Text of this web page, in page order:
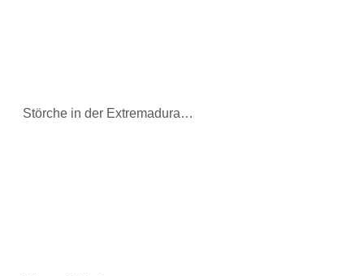
Störche in der Extremadura…